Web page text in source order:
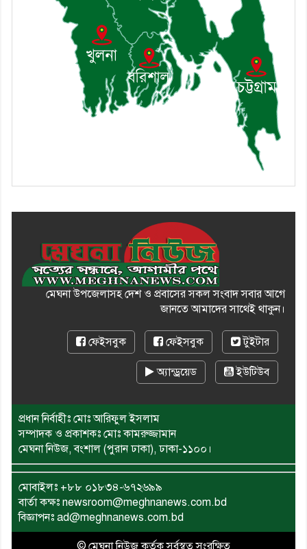
মোশাররফ হোসেনের মূল্যায়ন কোথায়
এবং একটি বিশ্লেষণ
১০। দাউদকান্দিতে ইউপি সদস্যকে
মারধরের চেষ্টা ও প্রাণনাশের হুমকির
অভিযোগ
মেঘনা উপজেলাসহ দেশ ও প্রবাসের সকল সংবাদ সবার আগে
জানতে আমাদের সাথেই থাকুন।
ফেইসবুক ফেইসবুক টুইটার
অ্যান্ড্রয়েড ইউটিউব
প্রধান নির্বাহীঃ মোঃ আরিফুল ইসলাম
সম্পাদক ও প্রকাশকঃ মোঃ কামরুজ্জামান
মেঘনা নিউজ, বংশাল (পুরান ঢাকা), ঢাকা-১১০০।
মোবাইলঃ +৮৮ ০১৮৩৪-৬৭২৬৯৯
বার্তা কক্ষঃ newsroom@meghnanews.com.bd
বিজ্ঞাপনঃ ad@meghnanews.com.bd